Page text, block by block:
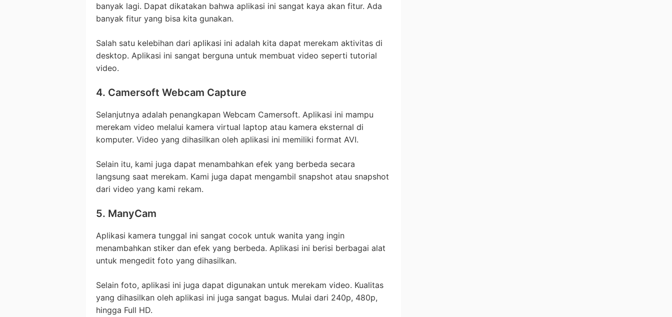
banyak lagi. Dapat dikatakan bahwa aplikasi ini sangat kaya akan fitur. Ada
banyak fitur yang bisa kita gunakan.
Salah satu kelebihan dari aplikasi ini adalah kita dapat merekam aktivitas di
desktop. Aplikasi ini sangat berguna untuk membuat video seperti tutorial
video.
4. Camersoft Webcam Capture
Selanjutnya adalah penangkapan Webcam Camersoft. Aplikasi ini mampu
merekam video melalui kamera virtual laptop atau kamera eksternal di
komputer. Video yang dihasilkan oleh aplikasi ini memiliki format AVI.
Selain itu, kami juga dapat menambahkan efek yang berbeda secara
langsung saat merekam. Kami juga dapat mengambil snapshot atau snapshot
dari video yang kami rekam.
5. ManyCam
Aplikasi kamera tunggal ini sangat cocok untuk wanita yang ingin
menambahkan stiker dan efek yang berbeda. Aplikasi ini berisi berbagai alat
untuk mengedit foto yang dihasilkan.
Selain foto, aplikasi ini juga dapat digunakan untuk merekam video. Kualitas
yang dihasilkan oleh aplikasi ini juga sangat bagus. Mulai dari 240p, 480p,
hingga Full HD.